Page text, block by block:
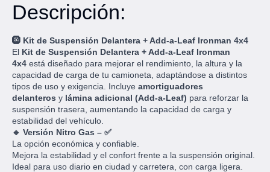
Descripción:
🛞 Kit de Suspensión Delantera + Add-a-Leaf Ironman 4x4
El Kit de Suspensión Delantera + Add-a-Leaf Ironman
4x4 está diseñado para mejorar el rendimiento, la altura y la
capacidad de carga de tu camioneta, adaptándose a distintos
tipos de uso y exigencia. Incluye amortiguadores
delanteros y lámina adicional (Add-a-Leaf) para reforzar la
suspensión trasera, aumentando la capacidad de carga y
estabilidad del vehículo.
🔹 Versión Nitro Gas – ✅
La opción económica y confiable.
Mejora la estabilidad y el confort frente a la suspensión original.
Ideal para uso diario en ciudad y carretera, con carga ligera.